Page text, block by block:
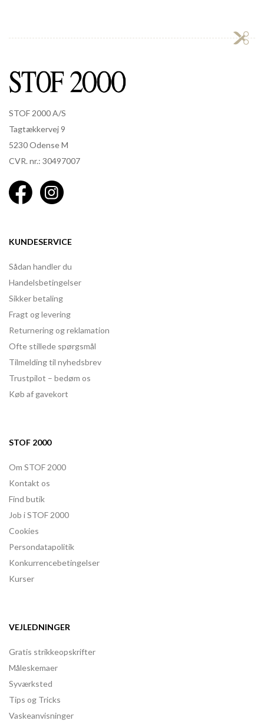
STOF 2000 A/S
Tagtækkervej 9
5230 Odense M
CVR. nr.: 30497007
KUNDESERVICE
Sådan handler du
Handelsbetingelser
Sikker betaling
Fragt og levering
Returnering og reklamation
Ofte stillede spørgsmål
Tilmelding til nyhedsbrev
Trustpilot – bedøm os
Køb af gavekort
STOF 2000
Om STOF 2000
Kontakt os
Find butik
Job i STOF 2000
Cookies
Persondatapolitik
Konkurrencebetingelser
Kurser
VEJLEDNINGER
Gratis strikkeopskrifter
Måleskemaer
Syværksted
Tips og Tricks
Vaskeanvisninger